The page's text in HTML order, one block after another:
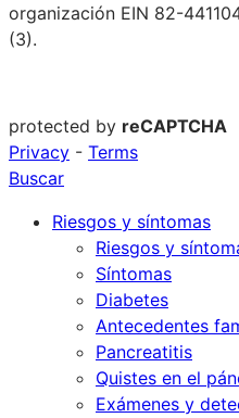
organización EIN 82-
(3).
protected by reCAPTCHA
Privacy - Terms
Buscar
Riesgos y síntomas
Riesgos y
Síntomas
Diabetes
Antecedentes
Pancreatitis
Quistes en el
Exámenes y